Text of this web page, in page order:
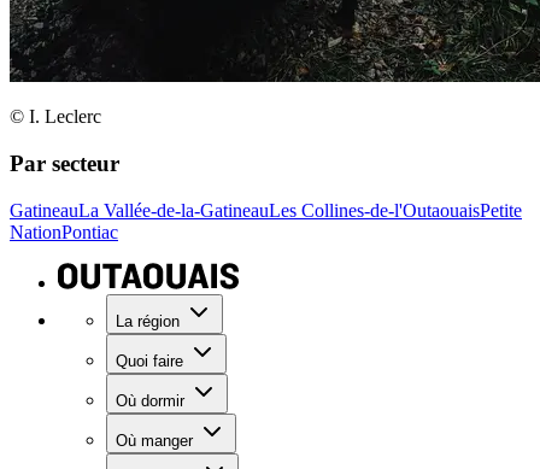
© I. Leclerc
Par secteur
GatineauLa Vallée-de-la-GatineauLes Collines-de-l'OutaouaisPetite
NationPontiac
La région
Quoi faire
Où dormir
Où manger